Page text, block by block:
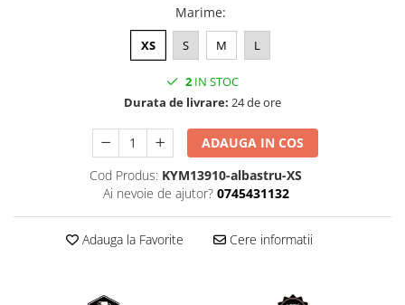
Marime:
XS S M L
2 IN STOC
Durata de livrare: 24 de ore
ADAUGA IN COS
Cod Produs: KYM13910-albastru-XS
Ai nevoie de ajutor? 0745431132
Adauga la Favorite Cere informatii